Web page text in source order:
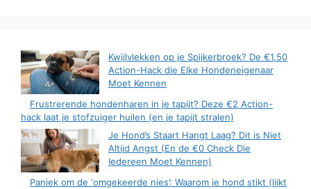
Kwijlvlekken op je Spijkerbroek? De €1,50
Action-Hack die Elke Hondeneigenaar
Moet Kennen
Frustrerende hondenharen in je tapijt? Deze €2 Action-
hack laat je stofzuiger huilen (en je tapijt stralen)
Je Hond’s Staart Hangt Laag? Dit is Niet
Altijd Angst (En de €0 Check Die
Iedereen Moet Kennen)
Paniek om de ‘omgekeerde nies’: Waarom je hond stikt (lijkt